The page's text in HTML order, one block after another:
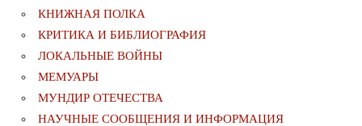
КНИЖНАЯ ПОЛКА
КРИТИКА И БИБЛИОГРАФИЯ
ЛОКАЛЬНЫЕ ВОЙНЫ
МЕМУАРЫ
МУНДИР ОТЕЧЕСТВА
НАУЧНЫЕ СООБЩЕНИЯ И ИНФОРМАЦИЯ